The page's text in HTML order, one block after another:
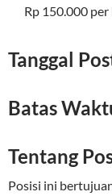
Rp 150.000 per
Tanggal
Batas
Tentang
Posisi ini